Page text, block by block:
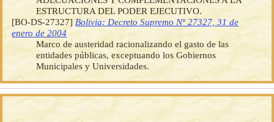
ESTRUCTURA DEL PODER EJECUTIVO.
[BO-DS-27327] Bolivia: Decreto Supremo Nº 27327, 31 de
enero de 2004
Marco de austeridad racionalizando el gasto de las
entidades públicas, exceptuando los Gobiernos
Municipales y Universidades.